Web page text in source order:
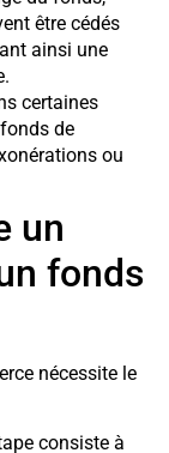
être cédés
ainsi une
certaines
de
ou
un
fonds
nécessite le
consiste à